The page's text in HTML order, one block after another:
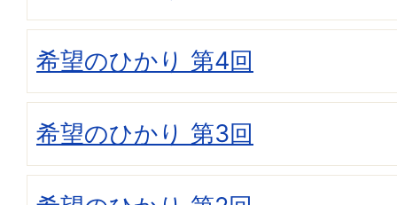
希望のひかり 第4回
希望のひかり 第3回